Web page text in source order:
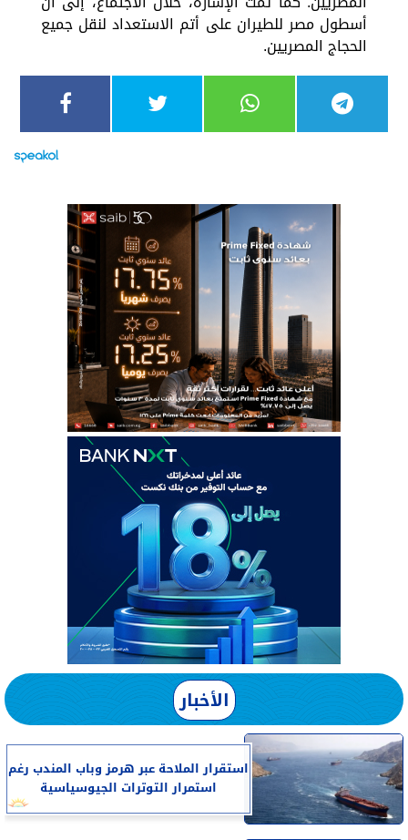
أسطول مصر للطيران على أتم الاستعداد لنقل جميع
الحجاج المصريين.
الأخبار
استقرار الملاحة عبر هرمز وباب المندب رغم
استمرار التوترات الجيوسياسية